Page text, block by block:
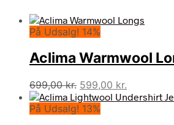
På Udsalg! 14%
Aclima Warmwool
699,00kr. Den
oprindelige
pris
599,00 kr.
aktuelle
På Udsalg! 13%